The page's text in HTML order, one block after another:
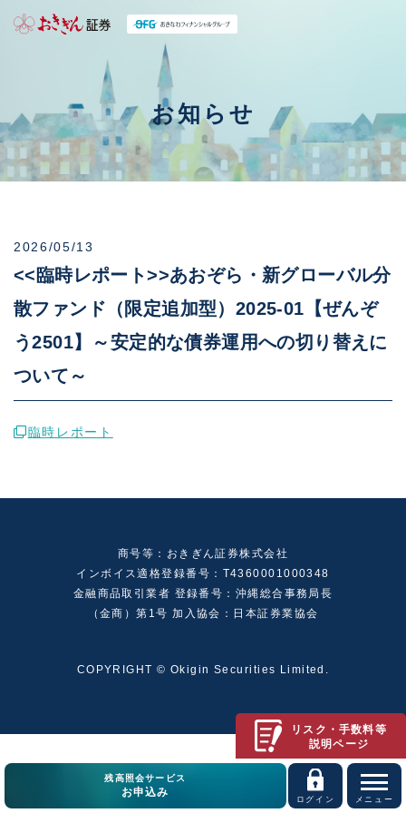
残高照会サービス
お申込み
ログイン メニュー
リスク・手数料等
説明ページ
お知らせ
2026/05/13
<<臨時レポート>>あおぞら・新グローバル分
散ファンド（限定追加型）2025-01【ぜんぞ
う2501】～安定的な債券運用への切り替えに
ついて～
臨時レポート
商号等：おきぎん証券株式会社
インボイス適格登録番号：T4360001000348
金融商品取引業者 登録番号：沖縄総合事務局長
（金商）第1号 加入協会：日本証券業協会
COPYRIGHT © Okigin Securities Limited.